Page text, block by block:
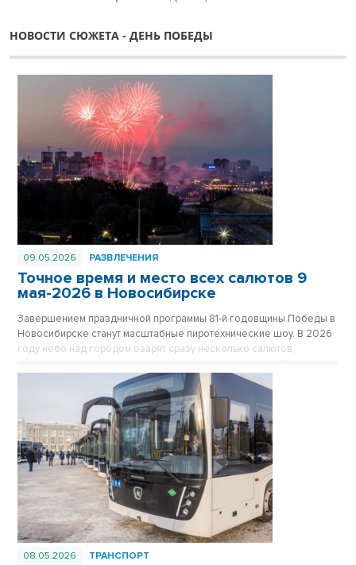
НОВОСТИ СЮЖЕТА - ДЕНЬ ПОБЕДЫ
09.05.2026 РАЗВЛЕЧЕНИЯ
Точное время и место всех салютов 9
мая-2026 в Новосибирске
Завершением праздничной программы 81-й годовщины Победы в
Новосибирске станут масштабные пиротехнические шоу. В 2026
году небо над городом озарят сразу несколько салютов,
мегаполиса, чтобы жители могли встретить праздник рядом с
08.05.2026 ТРАНСПОРТ